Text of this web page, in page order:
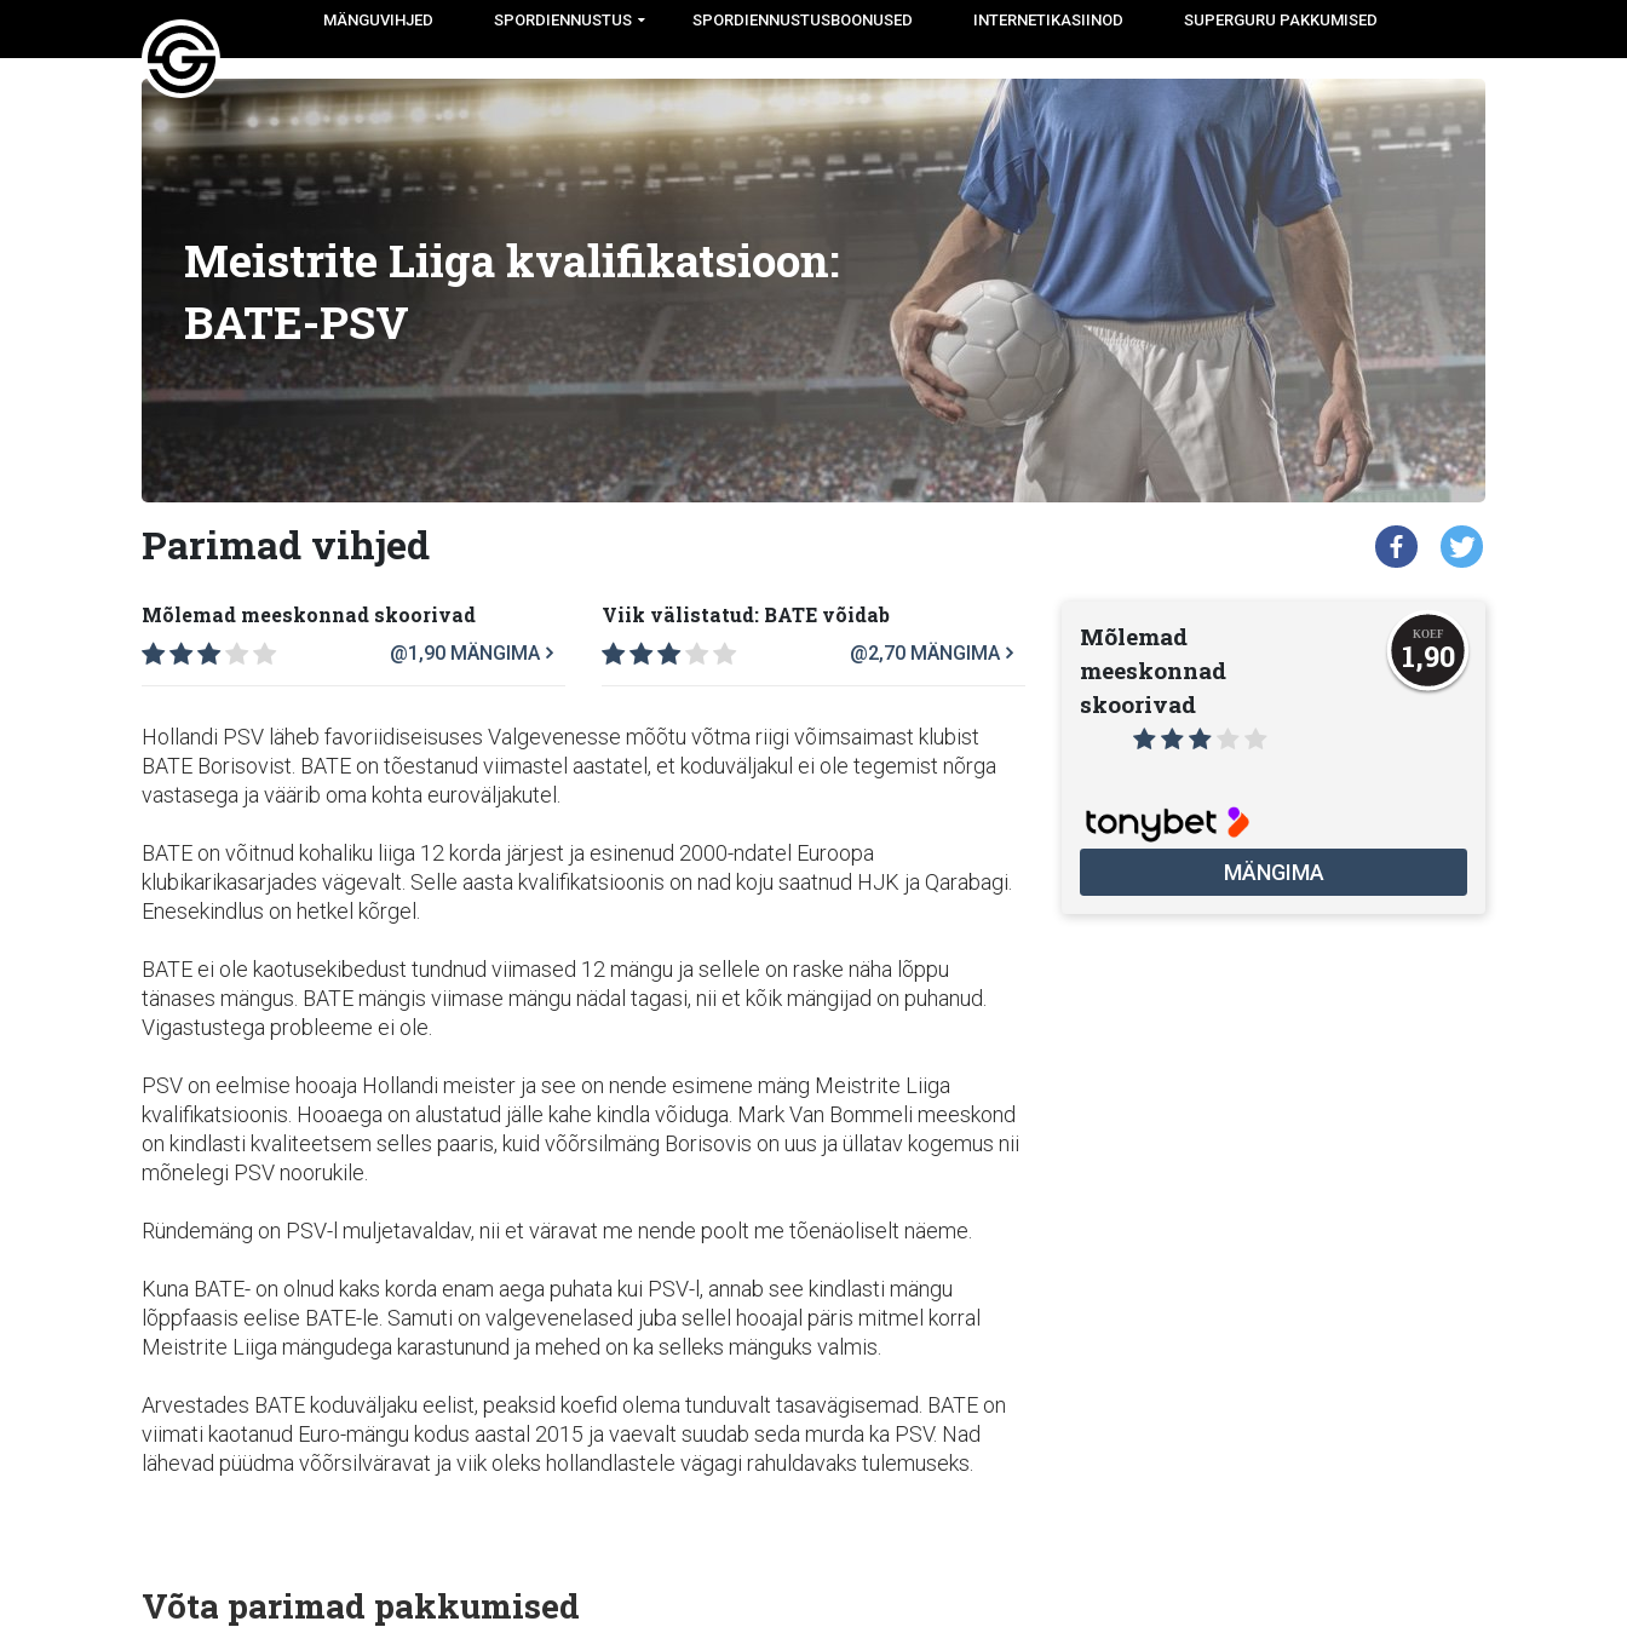
MÄNGUVIHJED SPORDIENNUSTUS SPORDIENNUSTUSBOONUSED INTERNETIKASIINOD SUPERGURU PAKKUMISED
Meistrite Liiga kvalifikatsioon:
BATE-PSV
Parimad vihjed
Mõlemad meeskonnad skoorivad
@1,90 MÄNGIMA
Viik välistatud: BATE võidab
@2,70 MÄNGIMA
Hollandi PSV läheb favoriidiseisuses Valgevenesse mõõtu võtma riigi võimsaimast klubist
BATE Borisovist. BATE on tõestanud viimastel aastatel, et koduväljakul ei ole tegemist nõrga
vastasega ja väärib oma kohta euroväljakutel.
BATE on võitnud kohaliku liiga 12 korda järjest ja esinenud 2000-ndatel Euroopa
klubikarikasarjades vägevalt. Selle aasta kvalifikatsioonis on nad koju saatnud HJK ja Qarabagi.
Enesekindlus on hetkel kõrgel.
BATE ei ole kaotusekibedust tundnud viimased 12 mängu ja sellele on raske näha lõppu
tänases mängus. BATE mängis viimase mängu nädal tagasi, nii et kõik mängijad on puhanud.
Vigastustega probleeme ei ole.
PSV on eelmise hooaja Hollandi meister ja see on nende esimene mäng Meistrite Liiga
kvalifikatsioonis. Hooaega on alustatud jälle kahe kindla võiduga. Mark Van Bommeli meeskond
on kindlasti kvaliteetsem selles paaris, kuid võõrsilmäng Borisovis on uus ja üllatav kogemus nii
mõnelegi PSV noorukile.
Ründemäng on PSV-l muljetavaldav, nii et väravat me nende poolt me tõenäoliselt näeme.
Kuna BATE- on olnud kaks korda enam aega puhata kui PSV-l, annab see kindlasti mängu
lõppfaasis eelise BATE-le. Samuti on valgevenelased juba sellel hooajal päris mitmel korral
Meistrite Liiga mängudega karastunund ja mehed on ka selleks mänguks valmis.
Arvestades BATE koduväljaku eelist, peaksid koefid olema tunduvalt tasavägisemad. BATE on
viimati kaotanud Euro-mängu kodus aastal 2015 ja vaevalt suudab seda murda ka PSV. Nad
lähevad püüdma võõrsilväravat ja viik oleks hollandlastele vägagi rahuldavaks tulemuseks.
Mõlemad
meeskonnad
skoorivad
1,90
MÄNGIMA
Võta parimad pakkumised